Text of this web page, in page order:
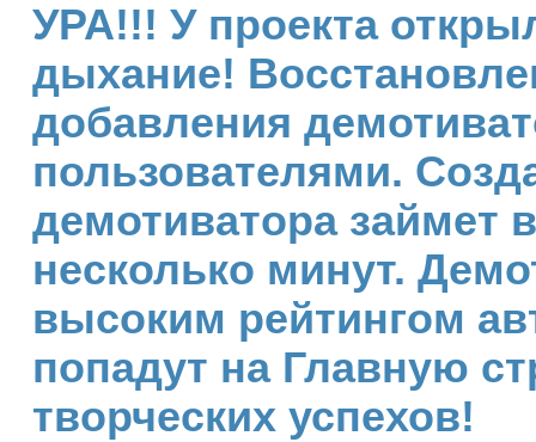
УРА!!! У проекта
дыхание!
добавления
пользователями.
демотиватора займет
несколько минут.
высоким рейтингом
попадут на Главную
творческих успехов!